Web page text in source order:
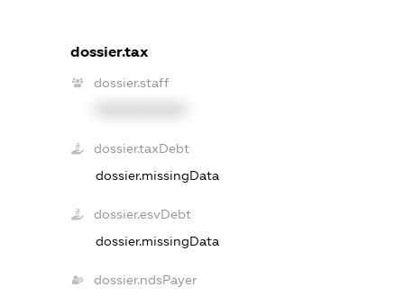
dossier.tax
dossier.staff
dossier.taxDebt
dossier.missingData
dossier.esvDebt
dossier.missingData
dossier.ndsPayer